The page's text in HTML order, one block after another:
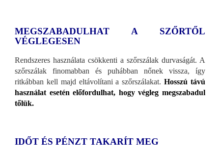
MEGSZABADULHAT A SZŐRTŐL
VÉGLEGESEN
Rendszeres használata csökkenti a szőrszálak durvaságát. A
szőrszálak finomabban és puhábban nőnek vissza, így
ritkábban kell majd eltávolítani a szőrszálakat.Hosszú távú
használat esetén előfordulhat, hogy végleg megszabadul
tőlük.
IDŐT ÉS PÉNZT TAKARÍT MEG